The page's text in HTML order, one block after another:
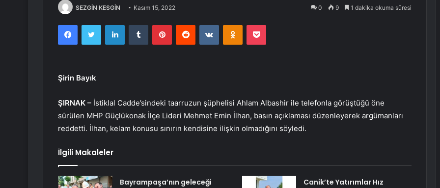
SEZGİN KESGİN Kasım 15, 2022 0 9 1 dakika okuma süresi
FacebookTwitter LinkedInTumblr PinterestReddit VKontakteOdnoklassniki
Pocket
Şirin Bayık
ŞIRNAK – İstiklal Cadde’sindeki taarruzun şüphelisi Ahlam Albashir ile telefonla görüştüğü öne
sürülen MHP Güçlükonak İlçe Lideri Mehmet Emin İlhan, basın açıklaması düzenleyerek argümanları
reddetti. İlhan, kelam konusu sınırın kendisine ilişkin olmadığını söyledi.
İlgili Makaleler
Bayrampaşa’nın geleceği
Canik’te Yatırımlar Hız